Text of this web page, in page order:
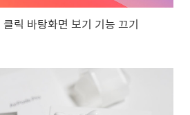
릭 바탕화면 보기 기능 끄기